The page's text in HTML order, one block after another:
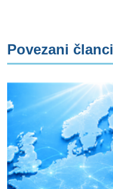
Povezani članci